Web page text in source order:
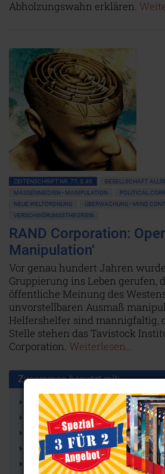
Abholzungswahn erklären.
ZEITENSCHRIFT NR. 77, S.40 GESELLSCHAFT
MASSENMEDIEN • MANIPULATION
POLITICAL
NEUE WELTORDNUNG
ÜBERWACHUNG • MIND
VERSCHWÖRUNGSTHEORIEN
RAND Corporation:
Manipulation‘
Vor genau hundert Jahren
Gruppierung ins Leben gerufen,
öffentliche Meinung des
unvorstellbaren Ausmaß
Helfershelfer sind mannigfaltig,
Stelle stehen das Tavistock
Corporation. Weiterlesen...
Zusammen benutzt mit:
Manipulation
Sheffield
Vietnam
UFOs
Überwachung